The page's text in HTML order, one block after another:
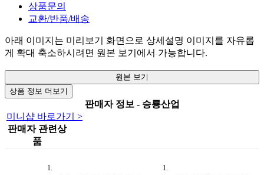
상품문의
교환/반품/배송
아래 이미지는 미리보기 화면으로 상세설명 이미지를 자유롭
게 확대 축소하시려면 원본 보기에서 가능합니다.
원본 보기
상품 정보 더보기
판매자 정보 - 승룡산업
미니샵 바로가기 >
판매자 관련상
품